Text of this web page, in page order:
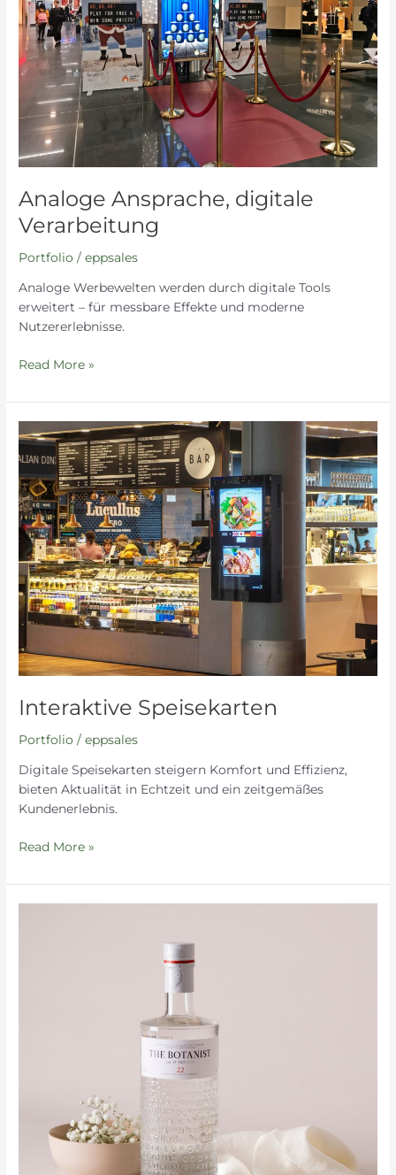
Analoge Ansprache, digitale
Verarbeitung
Portfolio /eppsales
Analoge Werbewelten werden durch digitale Tools
erweitert – für messbare Effekte und moderne
Nutzererlebnisse.
Read More »
Interaktive Speisekarten
Portfolio /eppsales
Digitale Speisekarten steigern Komfort und Effizienz,
bieten Aktualität in Echtzeit und ein zeitgemäßes
Kundenerlebnis.
Interaktive
Speisekarten
Read More »